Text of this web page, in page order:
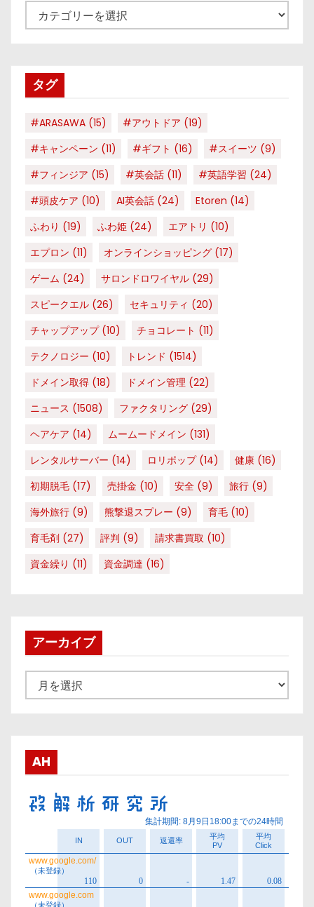
テ
ータグ
#ARASAWA (15) #アウトドア (19)
#キャンペーン (11) #ギフト (16) #スイーツ (9)
#フィンジア (15) #英会話 (11) #英語学習 (24)
#頭皮ケア (10) AI英会話 (24) Etoren (14)
ふわり (19) ふわ姫 (24) エアトリ (10)
エプロン (11) オンラインショッピング (17)
ゲーム (24) サロンドロワイヤル (29)
スピークエル (26) セキュリティ (20)
チャップアップ(10) チョコレート (11)
テクノロジー (10) トレンド (1514)
ドメイン取得 (18) ドメイン管理 (22)
ニュース (1508) ファクタリング (29)
ヘアケア (14) ムームードメイン (131)
レンタルサーバー (14) ロリポップ(14) 健康 (16)
初期脱毛 (17) 売掛金 (10) 安全 (9) 旅行 (9)
海外旅行 (9) 熊撃退スプレー (9) 育毛 (10)
育毛剤 (27) 評判 (9) 請求書買取 (10)
資金繰り (11) 資金調達 (16)
アーカイブ
ー
ブ
AH